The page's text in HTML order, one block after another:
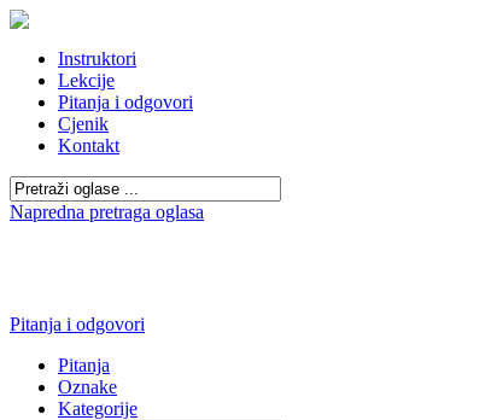
Instruktori
Lekcije
Pitanja i odgovori
Cjenik
Kontakt
Napredna pretraga oglasa
Pitanja i odgovori
Pitanja
Oznake
Kategorije